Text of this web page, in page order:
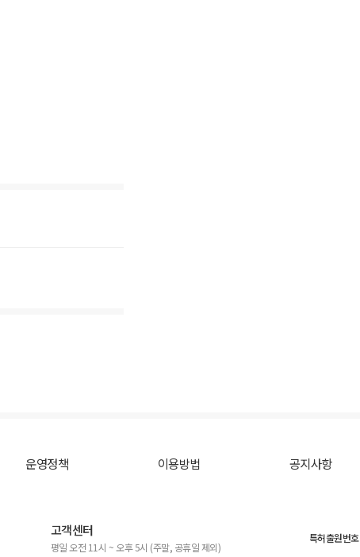
운영정책 이용방법 공지사항
고객센터
평일 오전 11시 ~ 오후 5시 (주말, 공휴일 제외)
특허출원번호